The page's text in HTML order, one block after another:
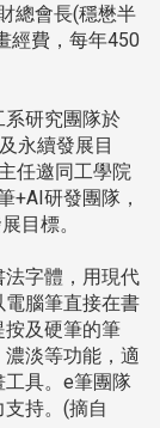
總會長(穩懋半
經費，每年450
研究團隊於
永續發展目
任邀同工學院
+AI研發團隊，
目標。
字體，用現代
腦筆直接在書
按及硬筆的筆
淡等功能，適
具。e筆團隊
持。(摘自